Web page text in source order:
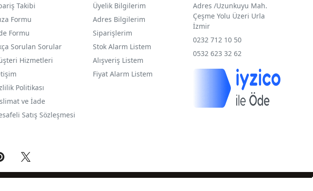
Takibi
Formu
Formu
Sorulan Sorular
Hizmetleri
Politikası
ve İade
Satış Sözleşmesi
Üyelik Bilgilerim
Adres Bilgilerim
Siparişlerim
Stok Alarm Listem
Alışveriş Listem
Fiyat Alarm Listem
Adres /Uzunkuyu Mah.
Çeşme Yolu Üzeri Urla
İzmir
0232 712 10 50
0532 623 32 62